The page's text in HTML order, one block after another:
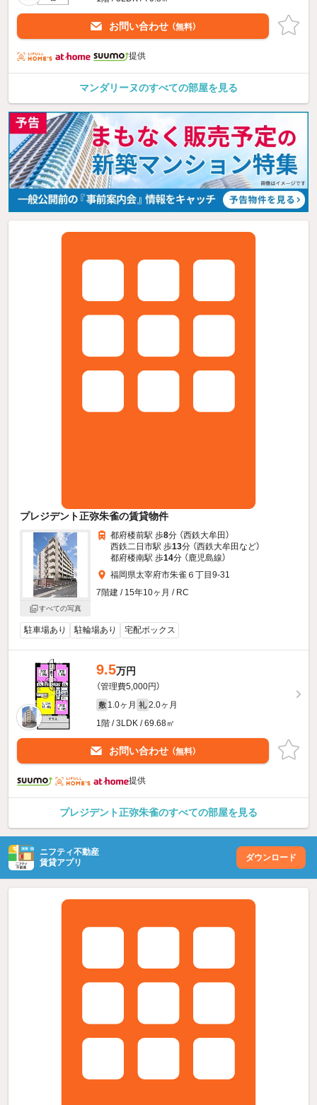
お問い合わせ （無料）
提供
マンダリーヌのすべての部屋を見る
プレジデント正弥朱雀の賃貸物件
すべての写真
都府楼前駅 歩8分 （西鉄大牟田）
西鉄二日市駅 歩13分 （西鉄大牟田など）
都府楼南駅 歩14分 （鹿児島線）
福岡県太宰府市朱雀６丁目9-31
7階建 / 15年10ヶ月 / RC
駐車場あり 駐輪場あり 宅配ボックス
9.5万円
（管理費5,000円）
敷 1.0ヶ月 礼 2.0ヶ月
1階 / 3LDK / 69.68㎡
お問い合わせ （無料）
提供
プレジデント正弥朱雀のすべての部屋を見る
ニフティ不動産
賃貸アプリ
ダウンロード